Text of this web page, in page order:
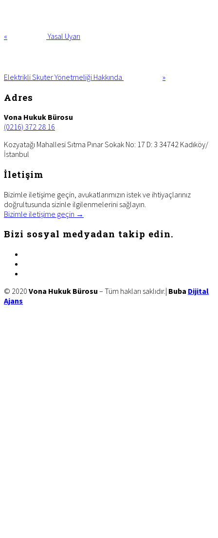
«
Yasal Uyarı
Elektrikli Skuter Yönetmeliği Hakkında »
Footer
Adres
Vona Hukuk Bürosu
(0216) 372 28 16
Kozyatağı Mahallesi Sıtma Pınar Sokak No: 17 D: 3 34742 Kadıköy/
İstanbul
İletişim
Bizimle iletişime geçin, avukatlarımızın istek ve ihtiyaçlarınız
doğrultusunda sizinle ilgilenmelerini sağlayın.
Bizimle iletişime geçin →
Bizi sosyal medyadan takip edin.
Site
© 2020 Vona Hukuk Bürosu – Tüm hakları saklıdır.| Buba Dijital
Ajans